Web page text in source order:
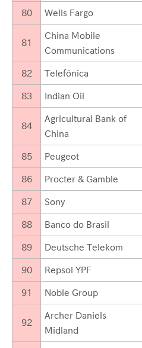
80 Wells Fargo
81
China Mobile
Communications
82 Telefónica
83 Indian Oil
84
Agricultural Bank of
China
85 Peugeot
86 Procter & Gamble
87 Sony
88 Banco do Brasil
89 Deutsche Telekom
90 Repsol YPF
91 Noble Group
92
Archer Daniels
Midland